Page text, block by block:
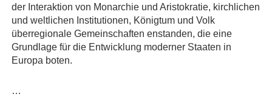
der Interaktion von Monarchie und Aristokratie, kirchlichen
und weltlichen Institutionen, Königtum und Volk
überregionale Gemeinschaften enstanden, die eine
Grundlage für die Entwicklung moderner Staaten in
Europa boten.
…